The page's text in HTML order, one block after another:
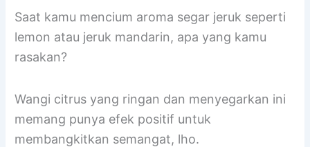
Saat kamu mencium aroma segar jeruk seperti
lemon atau jeruk mandarin, apa yang kamu
rasakan?
Wangi citrus yang ringan dan menyegarkan ini
memang punya efek positif untuk
membangkitkan semangat, lho.